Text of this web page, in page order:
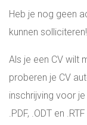
ADRES EN
LOGIN
ALL-IN
Heb je nog geen
kunnen solliciteren!
Als je een CV wilt
proberen je CV
inschrijving voor
.PDF, .ODT en